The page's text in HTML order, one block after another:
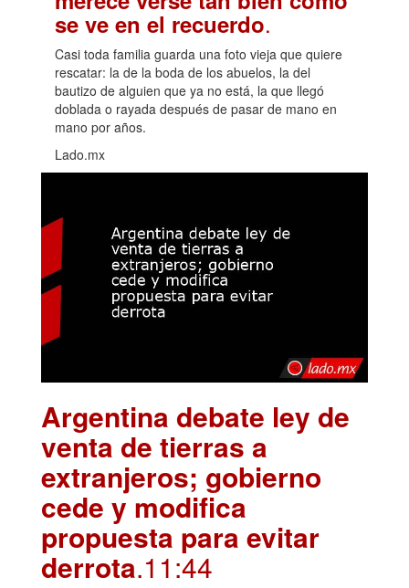
se ve en el recuerdo.
Casi toda familia guarda una foto vieja que quiere
rescatar: la de la boda de los abuelos, la del
bautizo de alguien que ya no está, la que llegó
doblada o rayada después de pasar de mano en
mano por años.
Lado.mx
Argentina debate ley de
venta de tierras a
extranjeros; gobierno
cede y modifica
propuesta para evitar
derrota.11:44